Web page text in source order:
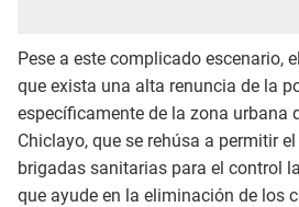
Pese a este complicado escenario,
que exista una alta renuncia de la
específicamente de la zona urbana
Chiclayo, que se rehúsa a permitir
brigadas sanitarias para el control
que ayude en la eliminación de los